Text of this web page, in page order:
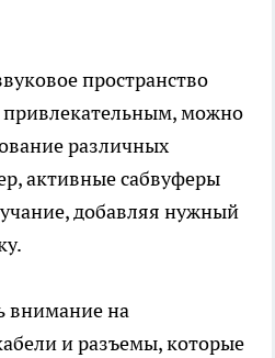
пространство
привлекательным, можно
различных
активные сабвуферы
добавляя нужный
внимание на
и разъемы, которые